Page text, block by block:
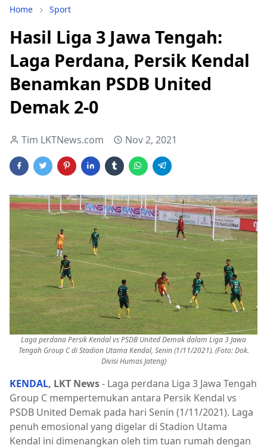
Home Sport
Hasil Liga 3 Jawa Tengah:
Laga Perdana, Persik Kendal
Benamkan PSDB United
Demak 2-0
Tim LKTNews.com Nov 2, 2021
Laga perdana Persik Kendal vs PSDB United Demak dalam Liga 3 Jawa
Tengah Group C di Stadion Utama Kendal, Senin (1/11/2021). (Foto: Dok.
Divisi Humas Jateng)
KENDAL, LKT News- Laga perdana Liga 3 Jawa Tengah
Group C mempertemukan antara Persik Kendal vs
PSDB United Demak pada hari Senin (1/11/2021). Laga
penuh emosional yang digelar di Stadion Utama
Kendal ini dimenangkan oleh tim tuan rumah dengan